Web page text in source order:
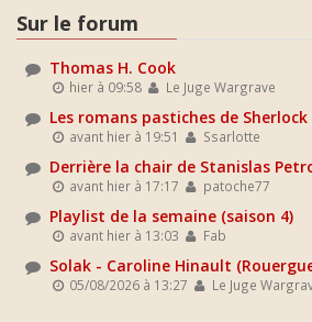
Sur le forum
Thomas H. Cook
hier à 09:58 Le Juge Wargrave
Les romans pastiches de
avant hier à 19:51 Ssarlotte
Derrière la chair de Stanislas
avant hier à 17:17 patoche77
Playlist de la semaine (saison 4)
avant hier à 13:03 Fab
Solak - Caroline Hinault
05/08/2026 à 13:27 Le Juge